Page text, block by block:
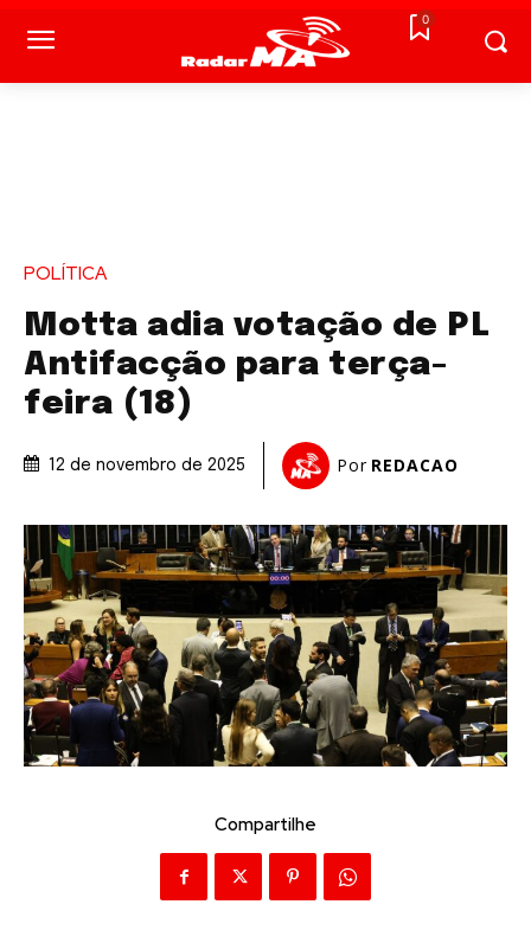
0
POLÍTICA
Motta adia votação de PL
Antifacção para terça-
feira (18)
12 de novembro de 2025 Por REDACAO
Compartilhe